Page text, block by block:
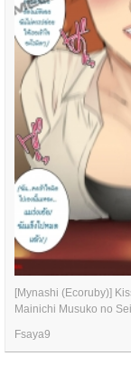
[Mynashi (Ecoruby)]
Mainichi Musuko no
Fsaya9